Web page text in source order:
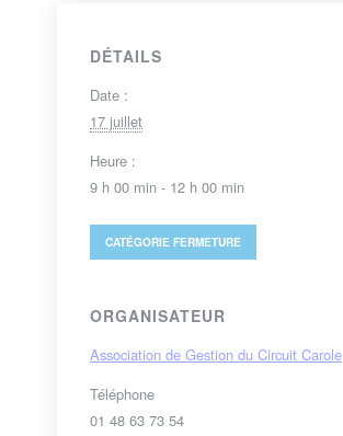
DÉTAILS
Date :
17 juillet
Heure :
9 h 00 min - 12 h 00 min
CATÉGORIEFERMETURE
ORGANISATEUR
Association de Gestion du Circuit Carole
Téléphone
01 48 63 73 54